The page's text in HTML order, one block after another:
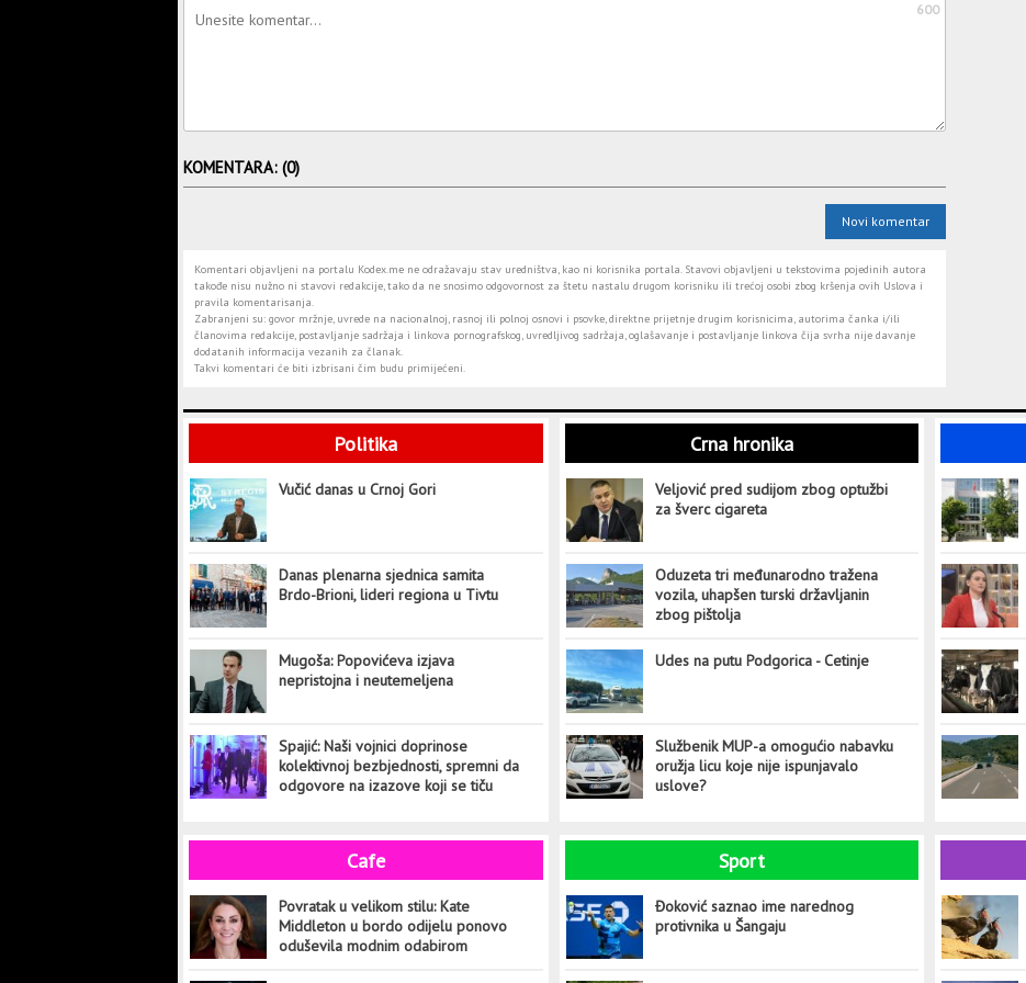
600
KOMENTARA: (0)
Novi komentar
Komentari objavljeni na portalu Kodex.me ne odražavaju stav uredništva, kao ni korisnika portala. Stavovi objavljeni u tekstovima pojedinih autora
takođe nisu nužno ni stavovi redakcije, tako da ne snosimo odgovornost za štetu nastalu drugom korisniku ili trećoj osobi zbog kršenja ovih Uslova i
pravila komentarisanja.
Zabranjeni su: govor mržnje, uvrede na nacionalnoj, rasnoj ili polnoj osnovi i psovke, direktne prijetnje drugim korisnicima, autorima čanka i/ili
članovima redakcije, postavljanje sadržaja i linkova pornografskog, uvredljivog sadržaja, oglašavanje i postavljanje linkova čija svrha nije davanje
dodatanih informacija vezanih za članak.
Takvi komentari će biti izbrisani čim budu primijećeni.
Politika
Vučić danas u Crnoj Gori
Danas plenarna sjednica samita
Brdo-Brioni, lideri regiona u Tivtu
Mugoša: Popovićeva izjava
nepristojna i neutemeljena
Spajić: Naši vojnici doprinose
kolektivnoj bezbjednosti, spremni da
odgovore na izazove koji se tiču
Crna hronika
Veljović pred sudijom zbog optužbi
za šverc cigareta
Oduzeta tri međunarodno tražena
vozila, uhapšen turski državljanin
zbog pištolja
Udes na putu Podgorica - Cetinje
Službenik MUP-a omogućio nabavku
oružja licu koje nije ispunjavalo
uslove?
Cafe
Povratak u velikom stilu: Kate
Middleton u bordo odijelu ponovo
oduševila modnim odabirom
Sport
Đoković saznao ime narednog
protivnika u Šangaju